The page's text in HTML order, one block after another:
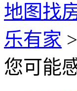
地图找
乐有家 >
您可能